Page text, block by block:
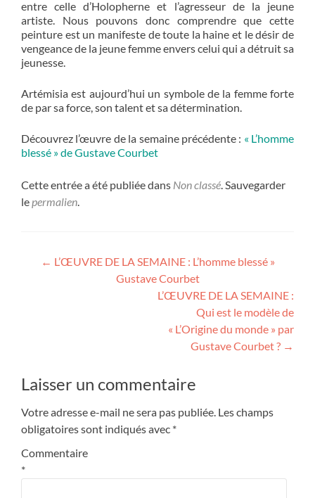
entre celle d’Holopherne et l’agresseur de la jeune
artiste. Nous pouvons donc comprendre que cette
peinture est un manifeste de toute la haine et le désir de
vengeance de la jeune femme envers celui qui a détruit sa
jeunesse.
Artémisia est aujourd’hui un symbole de la femme forte
de par sa force, son talent et sa détermination.
Découvrez l’œuvre de la semaine précédente : « L’homme
blessé » de Gustave Courbet
Cette entrée a été publiée dans Non classé. Sauvegarder
lepermalien.
Navigation
← L’ŒUVRE DE LA SEMAINE : L’homme blessé »
Gustave Courbet
L’ŒUVRE DE LA SEMAINE :
Qui est le modèle de
« L’Origine du monde » par
Gustave Courbet ? →
Laisser un commentaire
Votre adresse e-mail ne sera pas publiée. Les champs
obligatoires sont indiqués avec *
Commentaire
*